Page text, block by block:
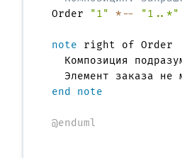
Order
"1" *-- "1..*"
note right of Order
Композиция
end note
@enduml